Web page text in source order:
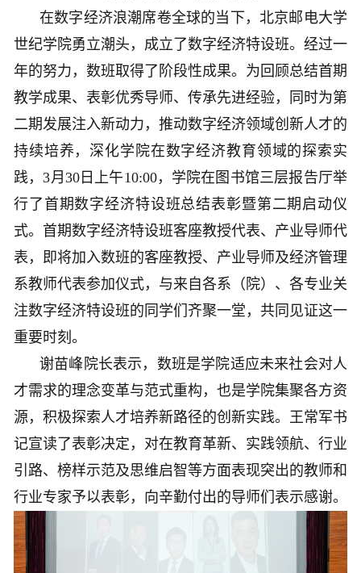
在数字经济浪潮席卷全球的当下，北京邮电大学
世纪学院勇立潮头，成立了数字经济特设班。经过一
年的努力，数班取得了阶段性成果。为回顾总结首期
教学成果、表彰优秀导师、传承先进经验，同时为第
二期发展注入新动力，推动数字经济领域创新人才的
持续培养，深化学院在数字经济教育领域的探索实
践，3月30日上午10:00，学院在图书馆三层报告厅举
行了首期数字经济特设班总结表彰暨第二期启动仪
式。首期数字经济特设班客座教授代表、产业导师代
表，即将加入数班的客座教授、产业导师及经济管理
系教师代表参加仪式，与来自各系（院）、各专业关
注数字经济特设班的同学们齐聚一堂，共同见证这一
重要时刻。
谢苗峰院长表示，数班是学院适应未来社会对人
才需求的理念变革与范式重构，也是学院集聚各方资
源，积极探索人才培养新路径的创新实践。王常军书
记宣读了表彰决定，对在教育革新、实践领航、行业
引路、榜样示范及思维启智等方面表现突出的教师和
行业专家予以表彰，向辛勤付出的导师们表示感谢。